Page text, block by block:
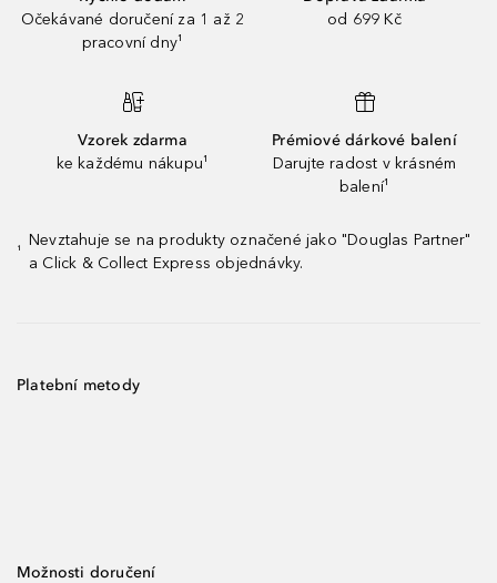
Očekávané doručení za 1 až 2
pracovní dny¹
od 699 Kč
Vzorek zdarma
ke každému nákupu¹
Prémiové dárkové balení
Darujte radost v krásném
balení¹
¹
Nevztahuje se na produkty označené jako "Douglas Partner"
a Click & Collect Express objednávky.
Platební metody
Možnosti doručení